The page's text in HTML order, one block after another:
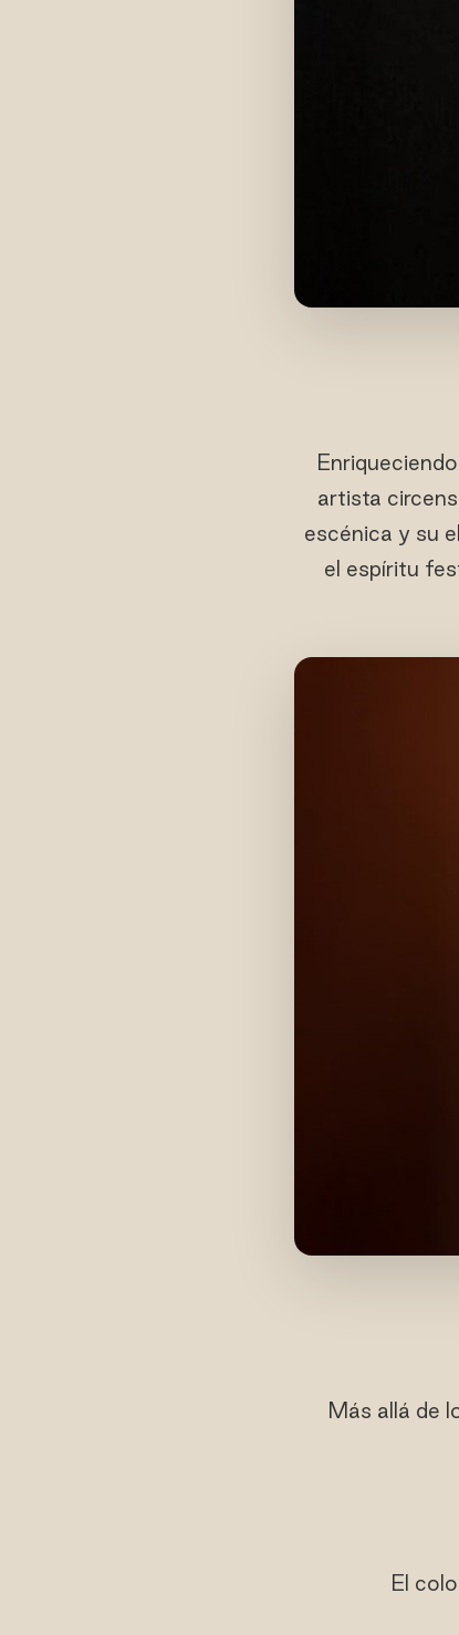
artista
escénica y su
el espíritu
Más allá de
El